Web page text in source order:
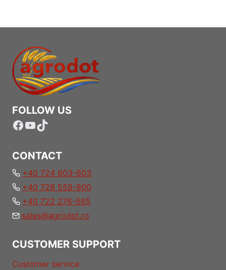
FOLLOW US
Facebook
YouTube
TikTok
CONTACT
+40 724 603-603
+40 728 558-800
+40 722 276-565
sales@agrodot.ro
CUSTOMER SUPPORT
Customer service